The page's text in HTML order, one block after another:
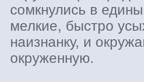
сомкнулись в
мелкие, быстро
наизнанку, и
окруженную.